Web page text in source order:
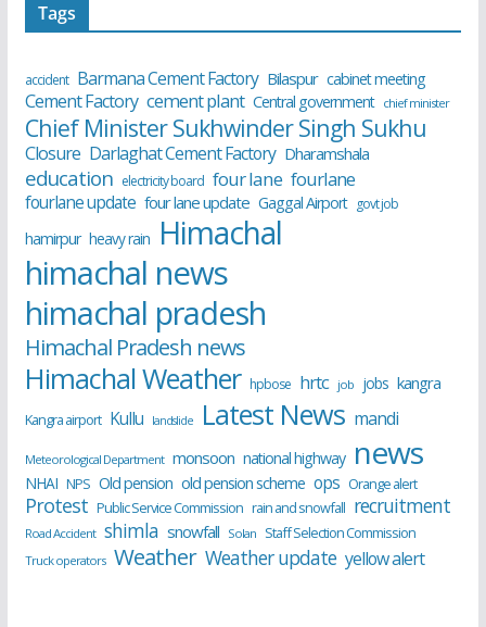
Tags
accident Barmana Cement Factory Bilaspur cabinet meeting
Cement Factory cement plant Central government chief minister
Chief Minister Sukhwinder Singh Sukhu
Closure Darlaghat Cement Factory Dharamshala
education electricity board four lane fourlane
fourlane update four lane update Gaggal Airport govt job
hamirpur heavy rain Himachal
himachal news
himachal pradesh
Himachal Pradesh news
Himachal Weather hpbose hrtc job jobs kangra
Kangra airport Kullu landslide Latest News mandi
Meteorological Department monsoon national highway news
NHAI NPS Old pension old pension scheme ops Orange alert
Protest Public Service Commission rain and snowfall recruitment
Road Accident shimla snowfall Solan Staff Selection Commission
Truck operators Weather Weather update yellow alert